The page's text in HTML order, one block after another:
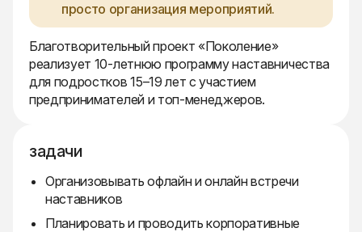
просто организация мероприятий.
Благотворительный проект «Поколение»
реализует 10-летнюю программу наставничества
для подростков 15–19 лет с участием
предпринимателей и топ-менеджеров.
задачи
Организовывать офлайн и онлайн встречи
наставников
Планировать и проводить корпоративные